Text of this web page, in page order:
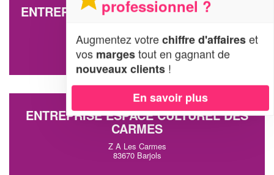
ENTREPRISE PLANETE ORGANISATION
1048 Route De Draguignan
83670 Barjols
ENTREPRISE ESPACE CULTUREL DES
CARMES
Z A Les Carmes
83670 Barjols
professionnel ?
Augmentez votrechiffre d'affaireset
vos margestout en gagnant de
nouveaux clients !
En savoir plus